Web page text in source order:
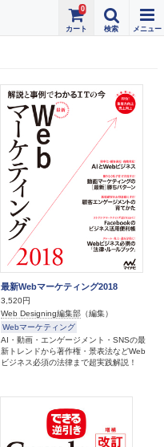
0
最新Webマーケティング2018
3,520円
Web Designing編集部 （編集）
Webマーケティング
AI・動画・エンゲージメント・SNSの最
新トレンドから著作権・景表法などWeb
ビジネス必須の法律まで超実践解説！